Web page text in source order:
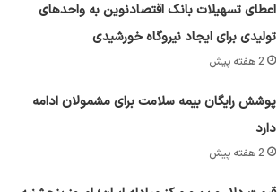
اعطای تسهیلات بانک اقتصادنوین به واحدهای
تولیدی برای ایجاد نیروگاه خورشیدی
2 هفته پیش
پوشش رایگان بیمه سلامت برای مشمولان ادامه
دارد
2 هفته پیش